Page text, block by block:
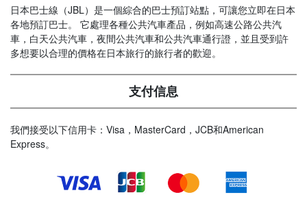
日本巴士線（JBL）是一個綜合的巴士預訂站點，可讓您立即在日本
各地預訂巴士。 它處理各種公共汽車產品，例如高速公路公共汽
車，白天公共汽車，夜間公共汽車和公共汽車通行證，並且受到許
多想要以合理的價格在日本旅行的旅行者的歡迎。
支付信息
我們接受以下信用卡：Visa，MasterCard，JCB和American
Express。